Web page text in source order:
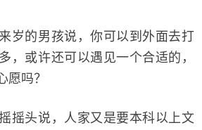
的男孩说，你可以到外面去打
，或许还可以遇见一个合适的，
愿吗？
头说，人家又是要本科以上文